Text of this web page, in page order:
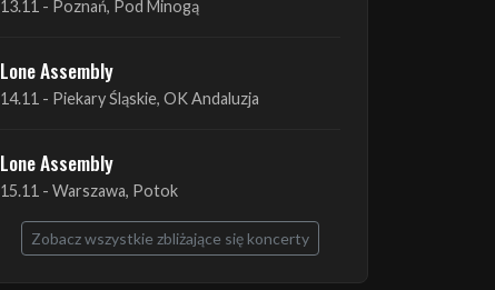
14.11 - Piekary Śląskie, OK Andaluzja
Lone Assembly
15.11 - Warszawa, Potok
Zobacz wszystkie zbliżające się koncerty